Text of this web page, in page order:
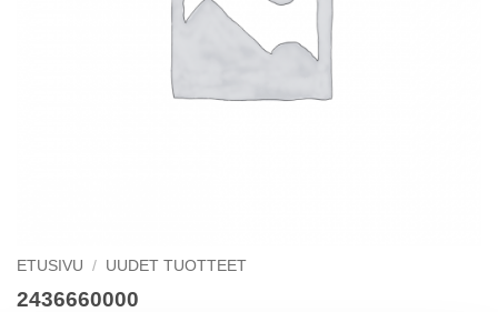
ETUSIVU / UUDET TUOTTEET
2436660000